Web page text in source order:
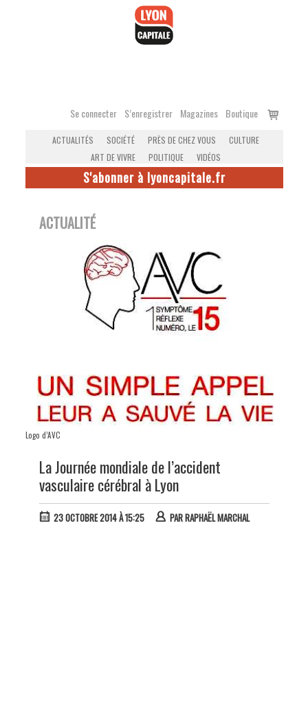
Se connecter S’enregistrer Magazines Boutique
Voir
ACTUALITÉS SOCIÉTÉ PRÈS DE CHEZ VOUS
CULTURE
ART DE VIVRE
POLITIQUE VIDÉOS
S'abonner à lyoncapitale.fr
ACTUALITÉ
Logo d’AVC
La Journée mondiale de l’accident
vasculaire cérébral à Lyon
23 OCTOBRE 2014 À 15:25 PARRAPHAËL MARCHAL